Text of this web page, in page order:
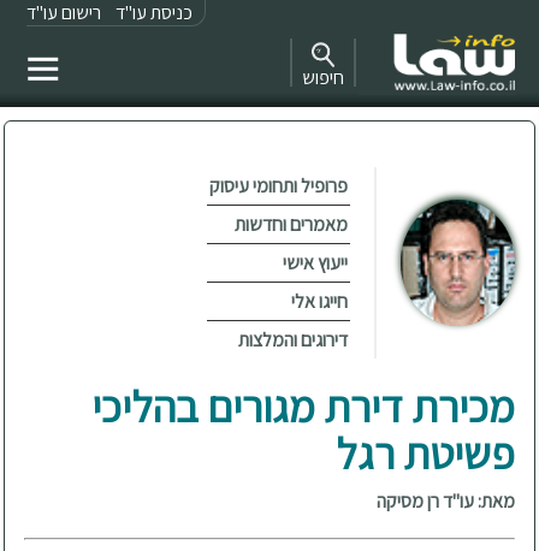
כניסת עו"ד רישום עו"ד
חיפוש
פרופיל ותחומי עיסוק
מאמרים וחדשות
ייעוץ אישי
חייגו אלי
דירוגים והמלצות
מכירת דירת מגורים בהליכי
פשיטת רגל
מאת: עו"ד רן מסיקה